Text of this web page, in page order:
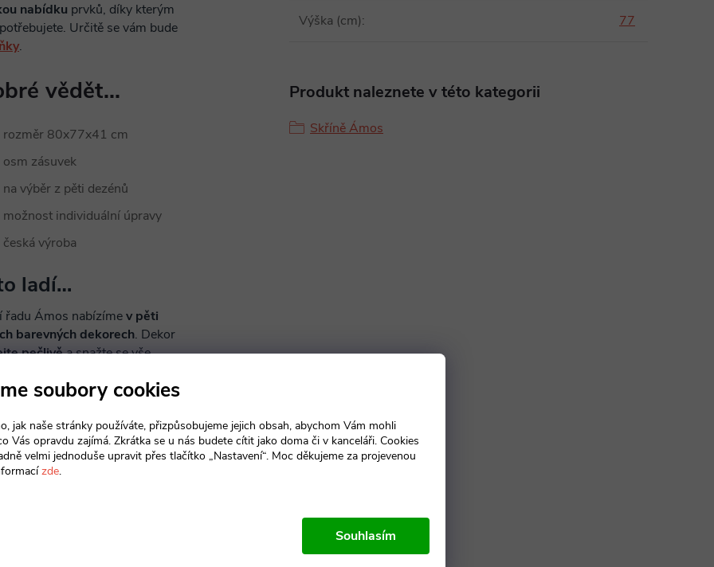
soubory cookies
jak naše stránky používáte, přizpůsobujeme jejich obsah, abychom Vám mohli
Vás opravdu zajímá. Zkrátka se u nás budete cítit jako doma či v kanceláři. Cookies
velmi jednoduše upravit přes tlačítko „Nastavení“. Moc děkujeme za projevenou
zde.
Souhlasím
nabídku prvků, díky kterým
Určitě se vám bude
.
vědět...
rozměr 80x77x41 cm
osm zásuvek
na výběr z pěti dezénů
možnost individuální úpravy
česká výroba
ladí…
řadu Ámos nabízímev pěti
barevných dekorech. Dekor
pečlivěa snažte se vše
mít příjemnou pracovní
nebo javor.
dekory jakocalvadosnebo
že byste potřebovali jiný
Výška (cm): 77
Produkt naleznete v této kategorii
Skříně Ámos